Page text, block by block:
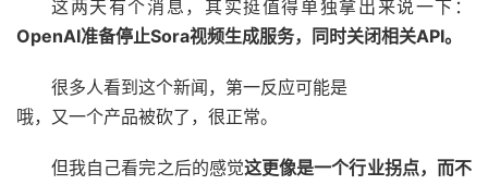
这两天有个消息，其实挺值得单独拿出来说一下：
OpenAI准备停止Sora视频生成服务，同时关闭相关API。
很多人看到这个新闻，第一反应可能是
哦，又一个产品被砍了，很正常。
但我自己看完之后的感觉这更像是一个行业拐点，而不